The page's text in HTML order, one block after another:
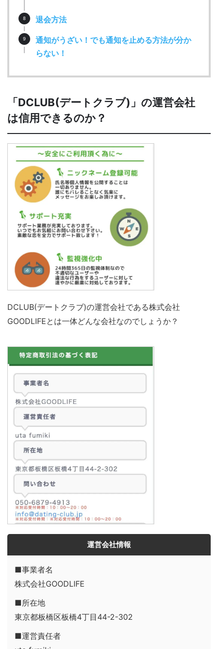
退会方法
通知がうざい！でも通知を止める方法が分か
らない！
「DCLUB(デートクラブ)」の運営会社
は信用できるのか？
DCLUB(デートクラブ)の運営会社である株式会社
GOODLIFEとは一体どんな会社なのでしょうか？
運営会社情報
■事業者名
株式会社GOODLIFE
■所在地
東京都板橋区板橋4丁目44-2-302
■運営責任者